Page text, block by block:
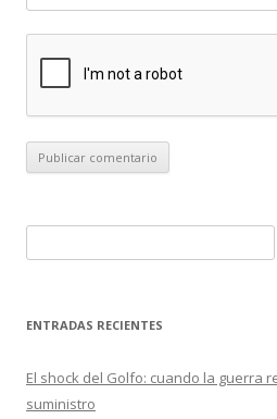
u
c
r
ENTRADAS RECIENTES
El shock del Golfo: cuando la guerra
suministro